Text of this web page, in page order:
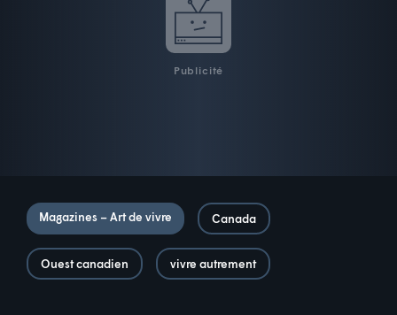
Publicité
Magazines – Art de vivre Canada
Ouest canadien vivre autrement